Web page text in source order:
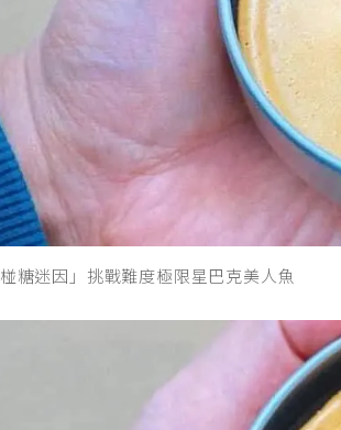
椪糖迷因」挑戰難度極限星巴克美人魚